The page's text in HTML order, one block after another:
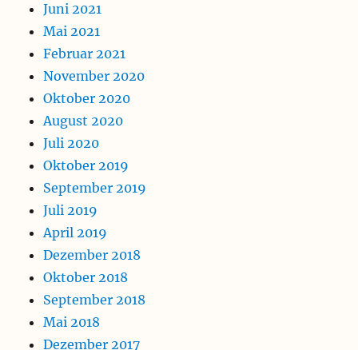
Juni 2021
Mai 2021
Februar 2021
November 2020
Oktober 2020
August 2020
Juli 2020
Oktober 2019
September 2019
Juli 2019
April 2019
Dezember 2018
Oktober 2018
September 2018
Mai 2018
Dezember 2017